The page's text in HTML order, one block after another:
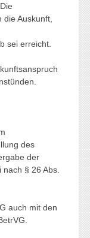
Auskunft,
sei erreicht.
des
der
§ 26 Abs.
auch mit den